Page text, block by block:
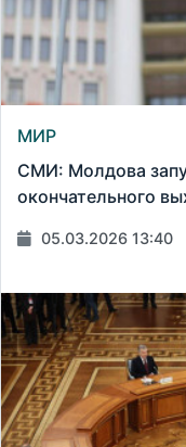
МИР
СМИ: Молдова
окончательного
05.03.2026 13:40